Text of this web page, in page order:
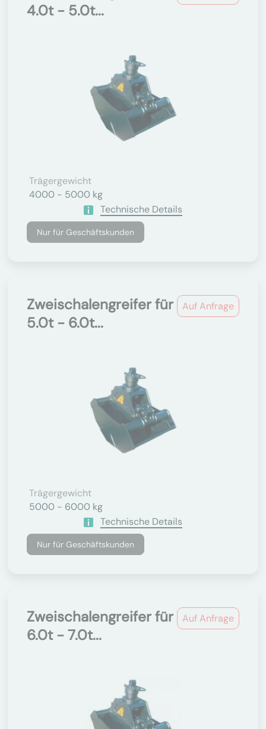
4.0t - 5.0t...
Trägergewicht
4000 - 5000 kg
Technische Details
Nur für Geschäftskunden
Auf Anfrage
Zweischalengreifer für
5.0t - 6.0t...
Trägergewicht
5000 - 6000 kg
Technische Details
Nur für Geschäftskunden
Auf Anfrage
Zweischalengreifer für
6.0t - 7.0t...